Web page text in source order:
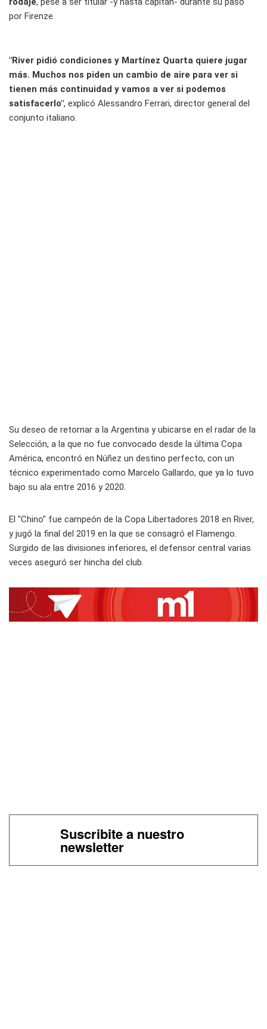
por Firenze.
"River pidió condiciones y Martínez Quarta quiere jugar
más. Muchos nos piden un cambio de aire para ver si
tienen más continuidad y vamos a ver si podemos
satisfacerlo", explicó Alessandro Ferrari, director general del
conjunto italiano.
Su deseo de retornar a la Argentina y ubicarse en el radar de la
Selección, a la que no fue convocado desde la última Copa
América, encontró en Núñez un destino perfecto, con un
técnico experimentado como Marcelo Gallardo, que ya lo tuvo
bajo su ala entre 2016 y 2020.
El "Chino" fue campeón de la Copa Libertadores 2018 en River,
y jugó la final del 2019 en la que se consagró el Flamengo.
Surgido de las divisiones inferiores, el defensor central varias
veces aseguró ser hincha del club.
Suscribite a nuestro
newsletter